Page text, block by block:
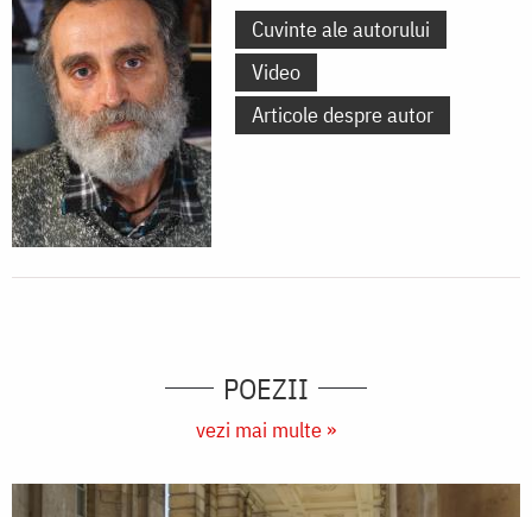
Cuvinte ale autorului
Video
Articole despre autor
POEZII
vezi mai multe »